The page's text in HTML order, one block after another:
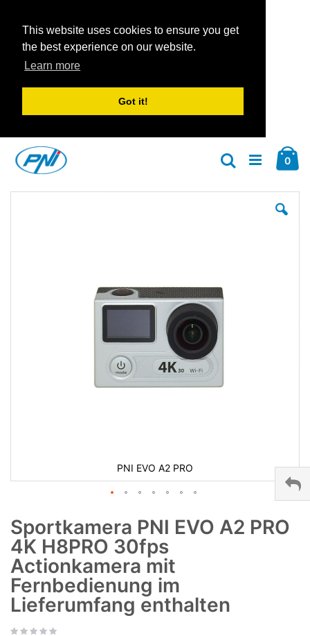
This website uses cookies to ensure you get
the best experience on our website.
Learn more
Got it!
Inhalt
springen
0
Suche
PNI EVO A2 PRO
Sportkamera PNI EVO A2 PRO
4K H8PRO 30fps
Actionkamera mit
Fernbedienung im
Lieferumfang enthalten